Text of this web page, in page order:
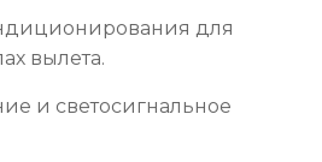
для
вылета.
и светосигнальное